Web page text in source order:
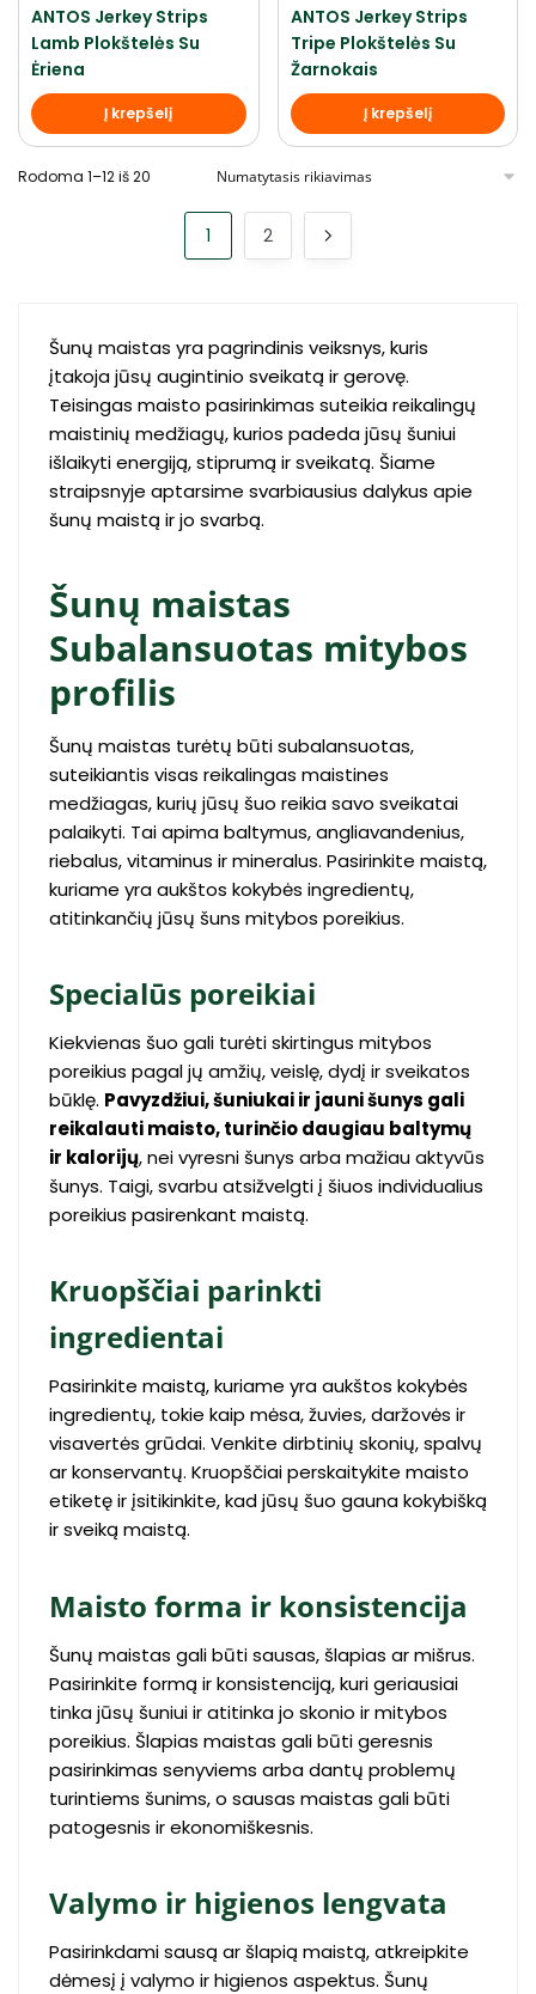
ANTOS Jerkey Strips
Lamb Plokštelės Su
Ėriena
Į krepšelį
ANTOS Jerkey Strips
Tripe Plokštelės Su
Žarnokais
Į krepšelį
Rodoma 1–12 iš 20
1 2
Šunų maistas yra pagrindinis veiksnys, kuris
įtakoja jūsų augintinio sveikatą ir gerovę.
Teisingas maisto pasirinkimas suteikia reikalingų
maistinių medžiagų, kurios padeda jūsų šuniui
išlaikyti energiją, stiprumą ir sveikatą. Šiame
straipsnyje aptarsime svarbiausius dalykus apie
šunų maistą ir jo svarbą.
Šunų maistas
Subalansuotas mitybos
profilis
Šunų maistas turėtų būti subalansuotas,
suteikiantis visas reikalingas maistines
medžiagas, kurių jūsų šuo reikia savo sveikatai
palaikyti. Tai apima baltymus, angliavandenius,
riebalus, vitaminus ir mineralus. Pasirinkite maistą,
kuriame yra aukštos kokybės ingredientų,
atitinkančių jūsų šuns mitybos poreikius.
Specialūs poreikiai
Kiekvienas šuo gali turėti skirtingus mitybos
poreikius pagal jų amžių, veislę, dydį ir sveikatos
būklę. Pavyzdžiui, šuniukai ir jauni šunys gali
reikalauti maisto, turinčio daugiau baltymų
ir kalorijų, nei vyresni šunys arba mažiau aktyvūs
šunys. Taigi, svarbu atsižvelgti į šiuos individualius
poreikius pasirenkant maistą.
Kruopščiai parinkti
ingredientai
Pasirinkite maistą, kuriame yra aukštos kokybės
ingredientų, tokie kaip mėsa, žuvies, daržovės ir
visavertės grūdai. Venkite dirbtinių skonių, spalvų
ar konservantų. Kruopščiai perskaitykite maisto
etiketę ir įsitikinkite, kad jūsų šuo gauna kokybišką
ir sveiką maistą.
Maisto forma ir konsistencija
Šunų maistas gali būti sausas, šlapias ar mišrus.
Pasirinkite formą ir konsistenciją, kuri geriausiai
tinka jūsų šuniui ir atitinka jo skonio ir mitybos
poreikius. Šlapias maistas gali būti geresnis
pasirinkimas senyviems arba dantų problemų
turintiems šunims, o sausas maistas gali būti
patogesnis ir ekonomiškesnis.
Valymo ir higienos lengvata
Pasirinkdami sausą ar šlapią maistą, atkreipkite
dėmesį į valymo ir higienos aspektus. Šunų